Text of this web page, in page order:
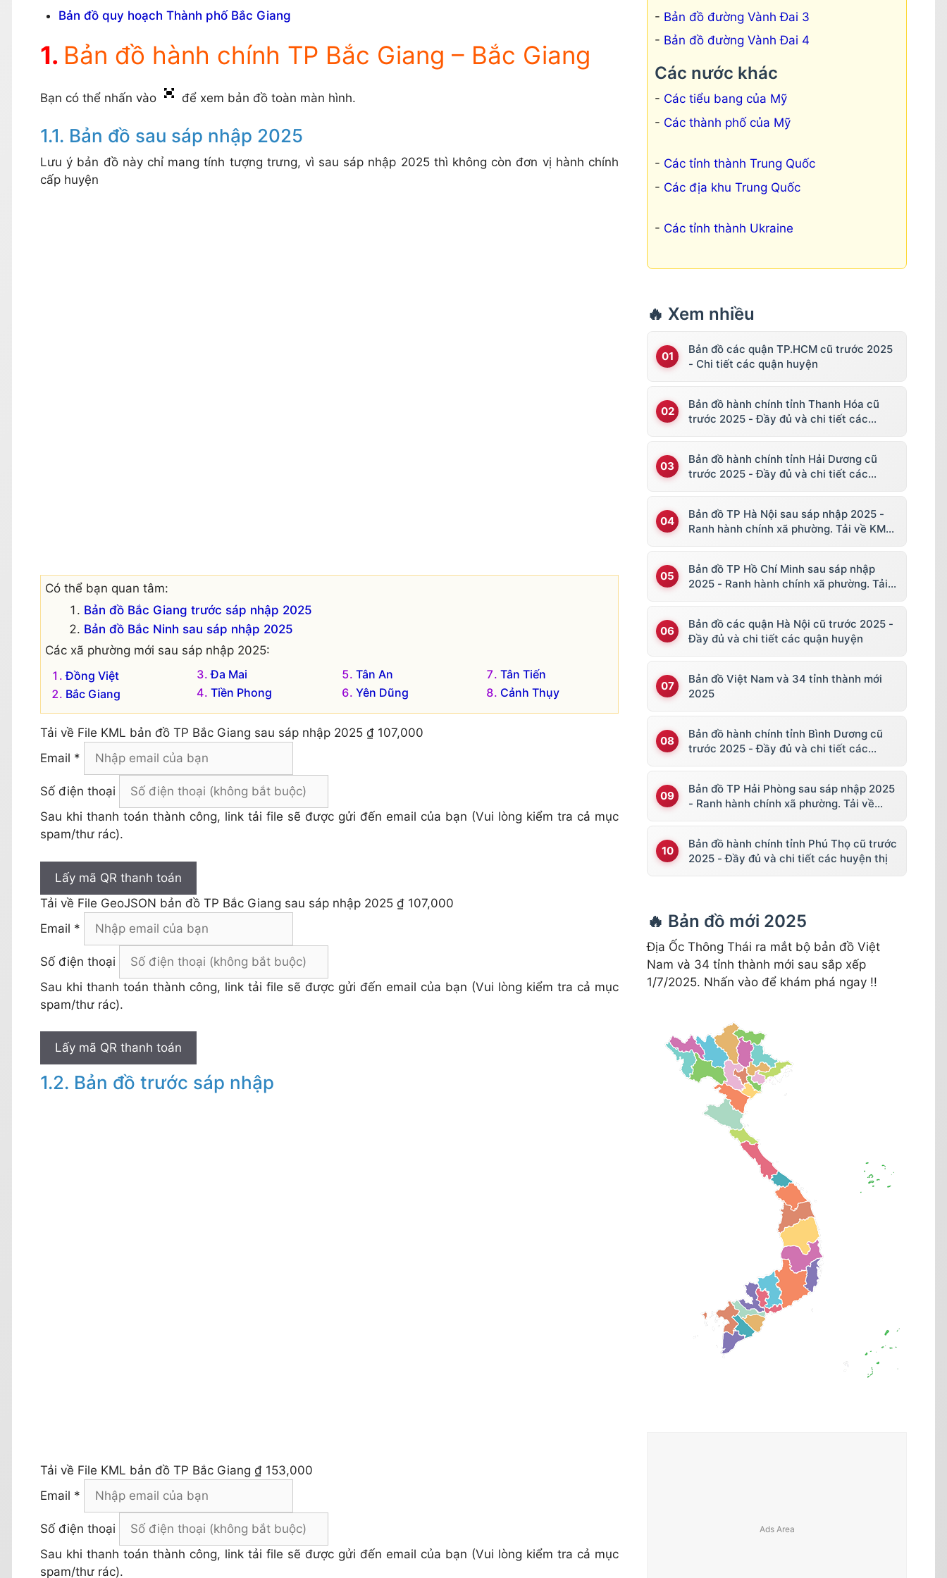
Bản đồ quy hoạch Thành phố Bắc Giang
Bản đồ hành chính TP Bắc Giang – Bắc Giang
Bạn có thể nhấn vào để xem bản đồ toàn màn hình.
Bản đồ sau sáp nhập 2025
Lưu ý bản đồ này chỉ mang tính tượng trưng, vì sau sáp nhập 2025 thì không còn đơn vị hành chính
cấp huyện
Có thể bạn quan tâm:
Bản đồ Bắc Giang trước sáp nhập 2025
Bản đồ Bắc Ninh sau sáp nhập 2025
Các xã phường mới sau sáp nhập 2025:
Đồng Việt
Bắc Giang
Đa Mai
Tiền Phong
Tân An
Yên Dũng
Tân Tiến
Cảnh Thụy
Tải về File KML bản đồ TP Bắc Giang sau sáp nhập 2025 ₫ 107,000
Email *
Số điện thoại
Sau khi thanh toán thành công, link tải file sẽ được gửi đến email của bạn (Vui lòng kiểm tra cả mục
spam/thư rác).
Lấy mã QR thanh toán
Tải về File GeoJSON bản đồ TP Bắc Giang sau sáp nhập 2025 ₫ 107,000
Email *
Số điện thoại
Sau khi thanh toán thành công, link tải file sẽ được gửi đến email của bạn (Vui lòng kiểm tra cả mục
spam/thư rác).
Lấy mã QR thanh toán
Bản đồ trước sáp nhập
Tải về File KML bản đồ TP Bắc Giang ₫ 153,000
Email *
Số điện thoại
Sau khi thanh toán thành công, link tải file sẽ được gửi đến email của bạn (Vui lòng kiểm tra cả mục
spam/thư rác).
Bản đồ đường Vành Đai 3
Bản đồ đường Vành Đai 4
Các nước khác
Các tiểu bang của Mỹ
Các thành phố của Mỹ
Các tỉnh thành Trung Quốc
Các địa khu Trung Quốc
Các tỉnh thành Ukraine
🔥 Xem nhiều
Bản đồ các quận TP.HCM cũ trước 2025
- Chi tiết các quận huyện
Bản đồ hành chính tỉnh Thanh Hóa cũ
trước 2025 - Đầy đủ và chi tiết các
Bản đồ hành chính tỉnh Hải Dương cũ
trước 2025 - Đầy đủ và chi tiết các
Bản đồ TP Hà Nội sau sáp nhập 2025 -
Ranh hành chính xã phường. Tải về KML,
Bản đồ TP Hồ Chí Minh sau sáp nhập
2025 - Ranh hành chính xã phường. Tải
Bản đồ các quận Hà Nội cũ trước 2025 -
Đầy đủ và chi tiết các quận huyện
Bản đồ Việt Nam và 34 tỉnh thành mới
2025
Bản đồ hành chính tỉnh Bình Dương cũ
trước 2025 - Đầy đủ và chi tiết các
Bản đồ TP Hải Phòng sau sáp nhập 2025
- Ranh hành chính xã phường. Tải về
Bản đồ hành chính tỉnh Phú Thọ cũ trước
2025 - Đầy đủ và chi tiết các huyện thị
🔥 Bản đồ mới 2025
Địa Ốc Thông Thái ra mắt bộ bản đồ Việt
Nam và 34 tỉnh thành mới sau sắp xếp
1/7/2025. Nhấn vào để khám phá ngay !!